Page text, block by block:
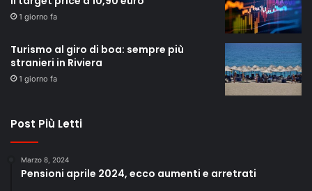
1 giorno fa
Turismo al giro di boa: sempre più
stranieri in Riviera
1 giorno fa
Post Più Letti
Marzo 8, 2024
Pensioni aprile 2024, ecco aumenti e arretrati